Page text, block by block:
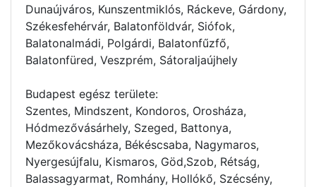
Dunaújváros, Kunszentmiklós, Ráckeve, Gárdony,
Székesfehérvár, Balatonföldvár, Siófok,
Balatonalmádi, Polgárdi, Balatonfűzfő,
Balatonfüred, Veszprém, Sátoraljaújhely
Budapest egész területe:
Szentes, Mindszent, Kondoros, Orosháza,
Hódmezővásárhely, Szeged, Battonya,
Mezőkovácsháza, Békéscsaba, Nagymaros,
Nyergesújfalu, Kismaros, Göd,Szob, Rétság,
Balassagyarmat, Romhány, Hollókő, Szécsény,